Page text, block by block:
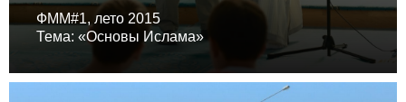
ФММ#1, лето 2015
Тема: «Основы Ислама»